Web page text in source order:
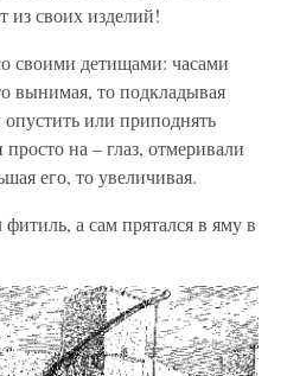
из своих изделий!
своими детищами: часами
вынимая, то подкладывая
или приподнять
на – глаз, отмеривали
его, то увеличивая.
а сам прятался в яму в